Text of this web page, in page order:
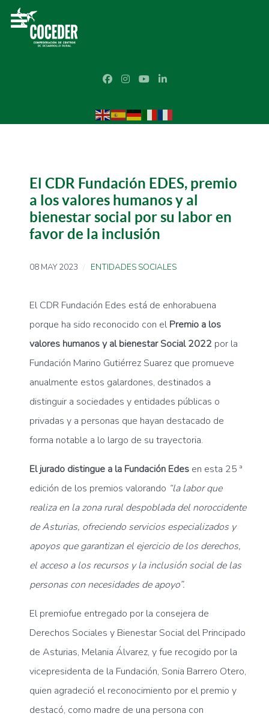
El CDR Fundación EDES, premio
a los valores humanos y al
bienestar social por su labor en
favor de la inclusión
08 MAY 2023 ENTIDADES SOCIALES
El CDR Fundación Edes está de enhorabuena
porque ha sido reconocido con el Premio a los
valores humanos y al bienestar Social 2022 por la
Fundación Marino Gutiérrez Suarez que promueve
anualmente estos galardones, destinados a
distinguir a sociedades y entidades públicas o
privadas y a personas que hayan destacado de
forma notable a lo largo de su trayectoria.
El jurado distingue a la Fundación Edes en esta 25 ª
edición de los premios valorando “la labor que
realiza en la zona rural despoblada del noroccidente
de Asturias, ofreciendo servicios especializados y
apoyos que garantizan el ejercicio de los derechos,
el acceso a los recursos y la inclusión social de las
personas con necesidades de apoyo”.
El premiofue entregado por la consejera de
Derechos Sociales y Bienestar Social del Principado
de Asturias, Melania Álvarez, y fue recogido por la
vicepresidenta de la Fundación, Sonia Barrero Otero,
quien agradeció el reconocimiento por el premio y
destacó, como madre de una persona con